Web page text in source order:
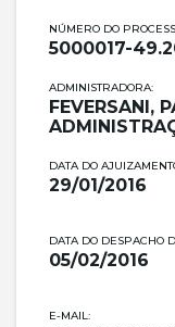
NÚMERO DO
5000017-
ADMINISTRADORA:
FEVERSANI,
DATA DO
29/01/2016
DATA DO DESPACHO
05/02/2016
E-MAIL: